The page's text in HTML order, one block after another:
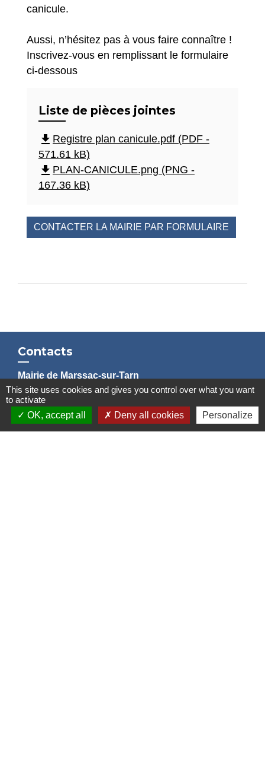
canicule.
Aussi, n’hésitez pas à vous faire connaître !
Inscrivez-vous en remplissant le formulaire
ci-dessous
Liste de pièces jointes
file_download Registre plan canicule.pdf (PDF -
571.61 kB)
file_download PLAN-CANICULE.png (PNG -
167.36 kB)
CONTACTER LA MAIRIE PAR FORMULAIRE
Contacts
Mairie de Marssac-sur-Tarn
2 Rue Tonimarié
81150 Marssac-sur-Tarn - FRANCE
+33 5 63 55 40 47
accueil@marssac-sur-tarn.fr
This site uses cookies and gives you control over what you want
to activate
OK, accept all
Deny all cookies Personalize